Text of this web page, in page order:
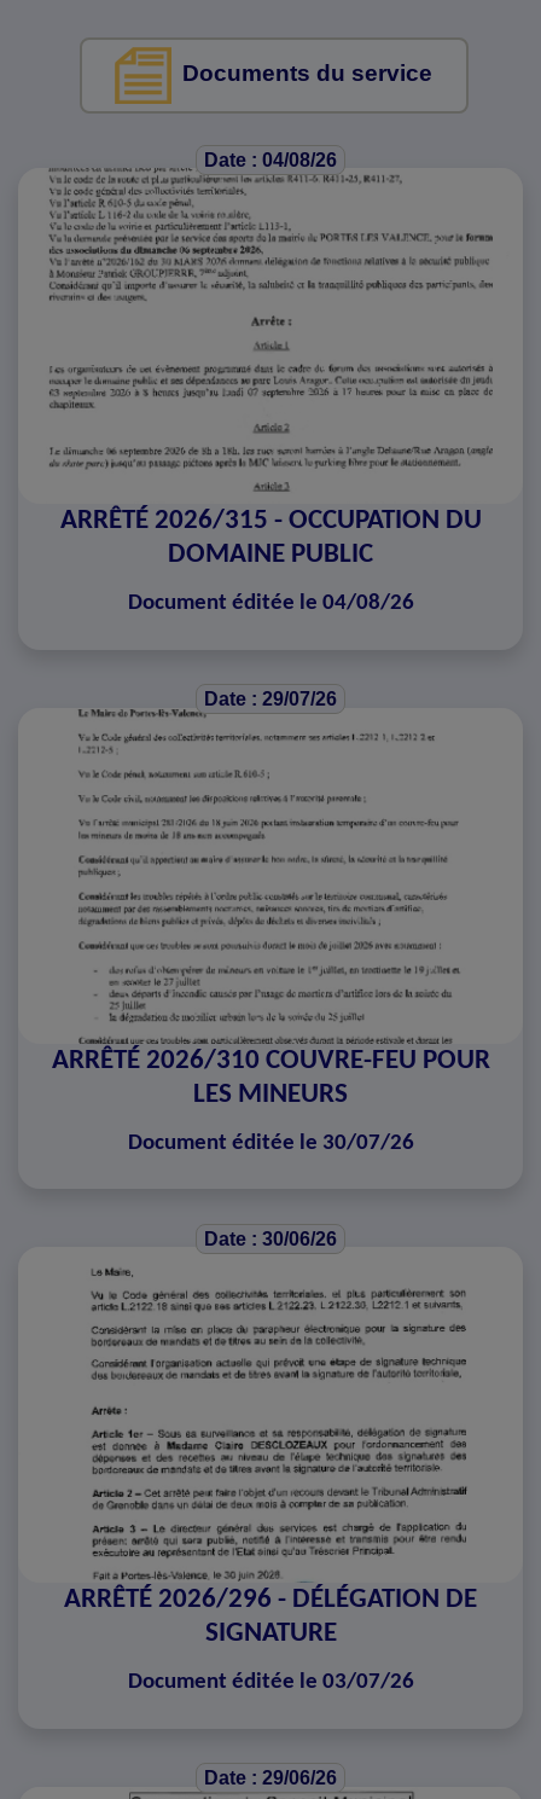
Documents du service
Date : 04/08/26
ARRÊTÉ 2026/315 - OCCUPATION DU
DOMAINE PUBLIC
Document éditée le 04/08/26
Date : 29/07/26
ARRÊTÉ 2026/310 COUVRE-FEU POUR
LES MINEURS
Document éditée le 30/07/26
Date : 30/06/26
ARRÊTÉ 2026/296 - DÉLÉGATION DE
SIGNATURE
Document éditée le 03/07/26
Date : 29/06/26